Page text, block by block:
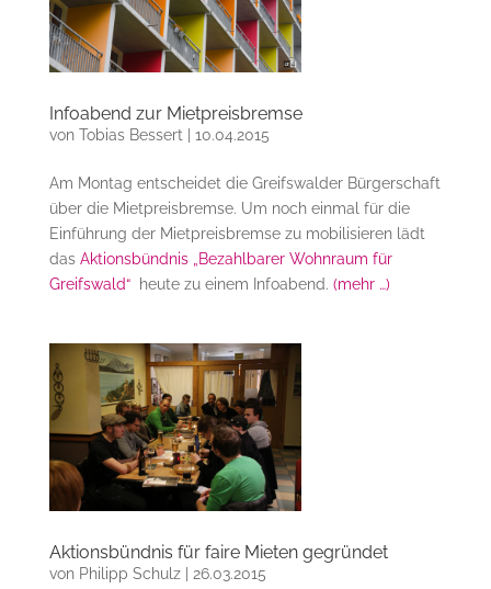
Infoabend zur Mietpreisbremse
von Tobias Bessert 10.04.2015
Am Montag entscheidet die Greifswalder Bürgerschaft
über die Mietpreisbremse. Um noch einmal für die
Einführung der Mietpreisbremse zu mobilisieren lädt
das Aktionsbündnis „Bezahlbarer Wohnraum für
Greifswald“heute zu einem Infoabend. (mehr …)
Aktionsbündnis für faire Mieten gegründet
von Philipp Schulz| 26.03.2015